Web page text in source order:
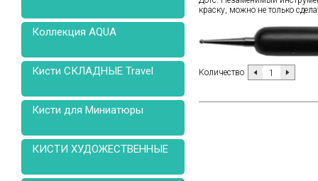
Коллекция AQUA
Кисти СКЛАДНЫЕ Travel
Кисти для Миниатюры
КИСТИ ХУДОЖЕСТВЕННЫЕ
краску, можно не только
Количество